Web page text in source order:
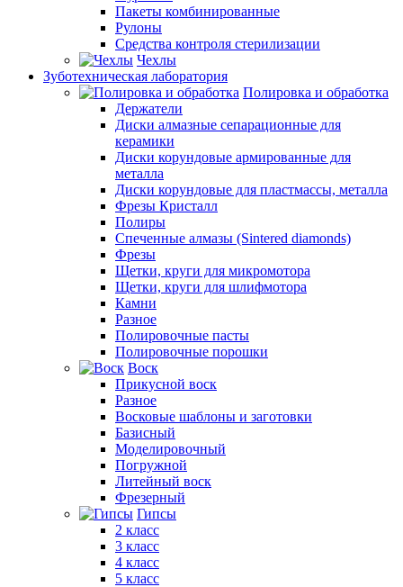
Пакеты комбинированные
Рулоны
Средства контроля стерилизации
Чехлы
Зуботехническая лаборатория
Полировка и обработка
Держатели
Диски алмазные сепарационные для
керамики
Диски корундовые армированные для
металла
Диски корундовые для пластмассы, металла
Фрезы Кристалл
Полиры
Спеченные алмазы (Sintered diamonds)
Фрезы
Щетки, круги для микромотора
Щетки, круги для шлифмотора
Камни
Разное
Полировочные пасты
Полировочные порошки
Воск
Прикусной воск
Разное
Восковые шаблоны и заготовки
Базисный
Моделировочный
Погружной
Литейный воск
Фрезерный
Гипсы
2 класс
3 класс
4 класс
5 класс